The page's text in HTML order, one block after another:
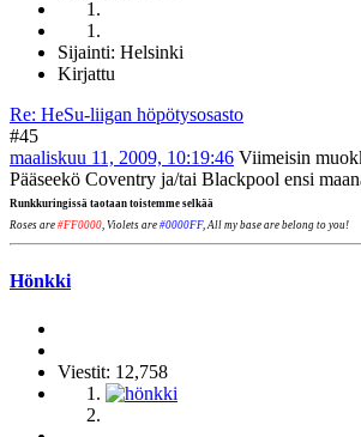
Sijainti: Helsinki
Kirjattu
Re: HeSu-liigan höpötysosasto
#45
maaliskuu 11, 2009, 10:19:46 Viimeisin
Pääseekö Coventry ja/tai Blackpool ensi
Runkkuringissä taotaan toistemme selkää
Roses are #FF0000, Violets are #0000FF, All my base are belong to you!
Hönkki
Viestit: 12,758